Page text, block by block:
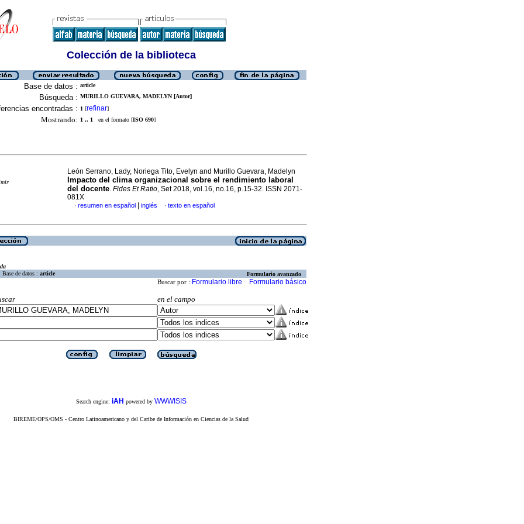
Colección de la biblioteca
Base de datos : article
Búsqueda : MURILLO GUEVARA, MADELYN [Autor]
encontradas : 1 [refinar]
Mostrando: 1 .. 1 en el formato [ISO 690]
León Serrano, Lady, Noriega Tito, Evelyn and Murillo Guevara, Madelyn
Impacto del clima organizacional sobre el rendimiento laboral
del docente. Fides Et Ratio, Set 2018, vol.16, no.16, p.15-32. ISSN 2071-
081X
· resumen en español inglés · texto en español
Base de datos : article Formulario avanzado
Buscar por : Formulario libre Formulario básico
en el campo
Search engine: iAH powered by WWWISIS
BIREME/OPS/OMS - Centro Latinoamericano y del Caribe de Información en Ciencias de la Salud